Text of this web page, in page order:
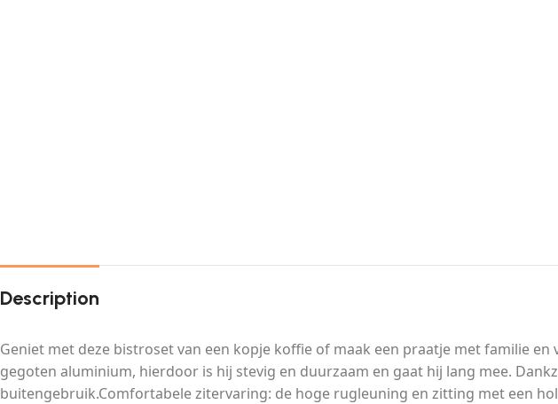
Description
Geniet met deze bistroset van een kopje koffie of maak een praatje met familie
gegoten aluminium, hierdoor is hij stevig en duurzaam en gaat hij lang mee.
buitengebruik.Comfortabele zitervaring: de hoge rugleuning en zitting met een